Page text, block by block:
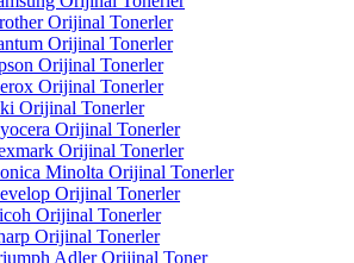
Orijinal Tonerler
Orijinal Tonerler
Orijinal Tonerler
Orijinal Tonerler
Orijinal Tonerler
Orijinal Tonerler
Orijinal Tonerler
Minolta Orijinal Tonerler
Orijinal Tonerler
Orijinal Tonerler
Orijinal Tonerler
Adler Orijinal Toner